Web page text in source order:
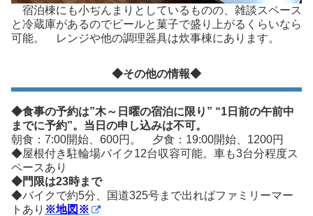
宿泊棟にも小ぢんまりとしているものの、雑談スペース
と冷蔵庫があるのでビールと菓子で盛り上がるくらいなら
可能。 レンジや他の調理器具は炊事棟にあります。
◆その他の情報◆
◆食事の予約は”木～日曜の宿泊に限り” “1日前の午前中
までに予約”。当日の申し込みは不可。
朝食：7:00開始、600円。 夕食：19:00開始、1200円
◆屋根付き駐輪場バイク12台収容可能。車も3台分程度ス
ペースあり
◆門限は23時まで
◆バイクで約5分、国道325号まで出ればファミリーマー
トあり ※地図※